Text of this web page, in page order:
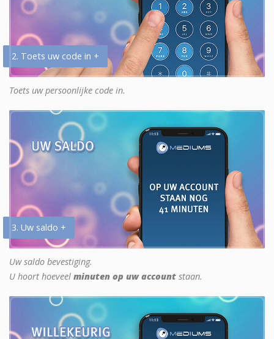
2. Toets uw code in +
Toets uw persoonlijke code in.
3. Uw saldo +
Uw saldo bevestiging.
U hoort hoeveel minuten op uw account staan.